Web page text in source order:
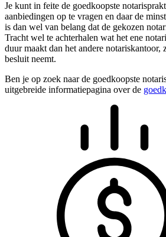
Je kunt in feite de goedkoopste
aanbiedingen op te vragen en daar de
is dan wel van belang dat de gekozen
Tracht wel te achterhalen wat het ene
duur maakt dan het andere notariskantoor,
besluit neemt.
Ben je op zoek naar de goedkoopste
uitgebreide informatiepagina over de